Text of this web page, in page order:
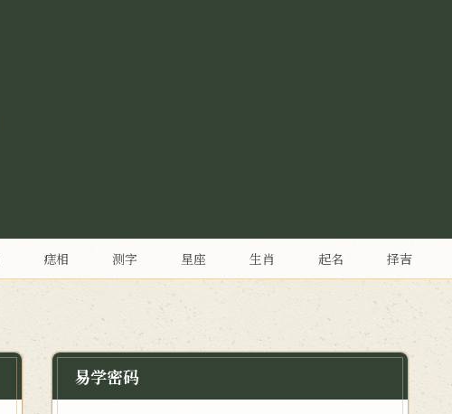
痣相 测字 星座 生肖 起名 择吉
易学密码